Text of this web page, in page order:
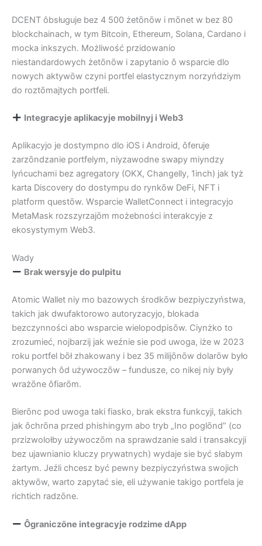
DCENT ôbsługuje bez 4 500 żetōnōw i mōnet w bez 80
blockchainach, w tym Bitcoin, Ethereum, Solana, Cardano i
mocka inkszych. Możliwość przidowanio
niestandardowych żetōnōw i zapytanio ô wsparcie dlo
nowych aktywōw czyni portfel elastycznym norzyńdziym
do roztōmajtych portfeli.
Integracyje aplikacyje mobilnyj i Web3
Aplikacyjo je dostympno dlo iOS i Android, ôferuje
zarzōndzanie portfelym, niyzawodne swapy miyndzy
lyńcuchami bez agregatory (OKX, Changelly, 1inch) jak tyż
karta Discovery do dostympu do rynkōw DeFi, NFT i
platform questōw. Wsparcie WalletConnect i integracyjo
MetaMask rozszyrzajōm możebności interakcyje z
ekosystymym Web3.
Wady
Brak wersyje do pulpitu
Atomic Wallet niy mo bazowych środkōw bezpiyczyństwa,
takich jak dwufaktorowo autoryzacyjo, blokada
bezczynności abo wsparcie wielopodpisōw. Ciynżko to
zrozumieć, nojbarzij jak weźnie sie pod uwoga, iże w 2023
roku portfel bōł zhakowany i bez 35 milijōnōw dolarōw było
porwanych ôd używoczōw – fundusze, co nikej niy były
wrażōne ôfiarōm.
Bierōnc pod uwoga taki fiasko, brak ekstra funkcyji, takich
jak ôchrōna przed phishingym abo tryb „Ino poglōnd” (co
przizwolołby używoczōm na sprawdzanie sald i transakcyji
bez ujawnianio kluczy prywatnych) wydaje sie być słabym
żartym. Jeźli chcesz być pewny bezpiyczyństwa swojich
aktywōw, warto zapytać sie, eli używanie takigo portfela je
richtich radzōne.
Ôgraniczōne integracyje rodzime dApp